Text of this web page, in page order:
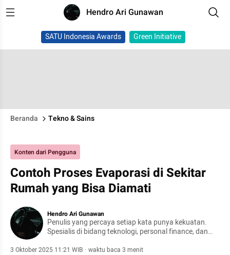
Hendro Ari Gunawan
SATU Indonesia Awards Green Initiative
Beranda Tekno & Sains
Konten dari Pengguna
Contoh Proses Evaporasi di Sekitar
Rumah yang Bisa Diamati
Hendro Ari Gunawan
Penulis yang percaya setiap kata punya kekuatan.
Spesialis di bidang teknologi, personal finance, dan
3 Oktober 2025 11:21 WIB · waktu baca 3 menit